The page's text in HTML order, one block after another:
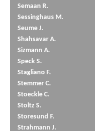
Semaan R.
Sessinghaus M.
Seume J.
Shahsavar A.
Sizmann A.
Speck S.
Stagliano F.
Stemmer C.
Stoeckle C.
Stoltz S.
Storesund F.
Strahmann J.